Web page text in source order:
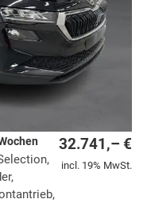
32.741,– €
incl. 19% MwSt.